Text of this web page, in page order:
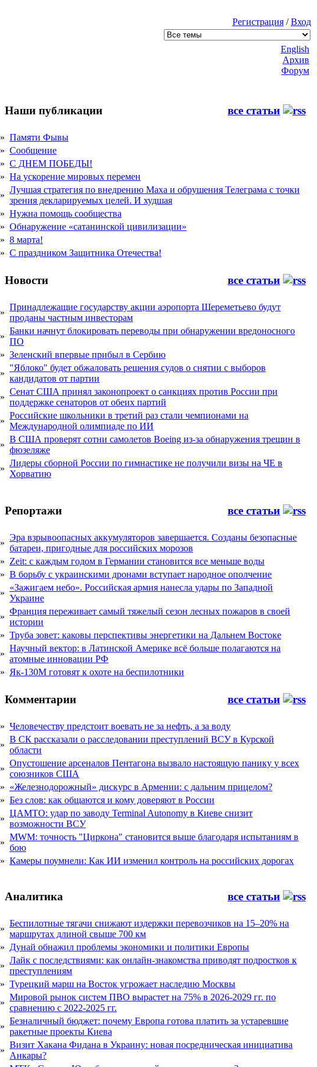
Регистрация /Вход
English
Архив
Форум
Наши публикации все статьи
» Памяти Фывы
» Сообщение
» С ДНЕМ ПОБЕДЫ!
» На ускорение мировых перемен
»
Лучшая стратегия по внедрению Маха и обрушения Телеграма с точки
зрения декларируемых целей. И худшая
» Нужна помощь сообщества
» Обнаружение «сатанинской цивилизации»
» 8 марта!
» С праздником Защитника Отечества!
Новости все статьи
»
Принадлежащие государству акции аэропорта Шереметьево будут
проданы частным инвесторам
»
Банки начнут блокировать переводы при обнаружении вредоносного
ПО
» Зеленский впервые прибыл в Сербию
»
"Яблоко" будет обжаловать решения судов о снятии с выборов
кандидатов от партии
»
Сенат США принял законопроект о санкциях против России при
поддержке сенаторов от обеих партий
»
Российские школьники в третий раз стали чемпионами на
Международной олимпиаде по ИИ
»
В США проверят сотни самолетов Boeing из-за обнаружения трещин в
фюзеляже
»
Лидеры сборной России по гимнастике не получили визы на ЧЕ в
Хорватию
Репортажи все статьи
»
Эра взрывоопасных аккумуляторов завершается. Созданы безопасные
батареи, пригодные для российских морозов
» Zeit: с каждым годом в Германии становится все меньше воды
» В борьбу с украинскими дронами вступает народное ополчение
»
«Зажигаем небо». Российская армия нанесла удары по Западной
Украине
»
Франция переживает самый тяжелый сезон лесных пожаров в своей
истории
» Труба зовет: каковы перспективы энергетики на Дальнем Востоке
»
Научный вектор: в Латинской Америке всё больше полагаются на
атомные инновации РФ
» Як-130М готовят к охоте на беспилотники
Комментарии все статьи
» Человечеству предстоит воевать не за нефть, а за воду
»
В СК рассказали о расследовании преступлений ВСУ в Курской
области
»
Опустошение арсеналов Пентагона вызвало настоящую панику у всех
союзников США
» «Железнодорожный» дискурс в Армении: с дальним прицелом?
» Без слов: как общаются и кому доверяют в России
»
ЦАМТО: удар по заводу Terminal Autonomy в Киеве снизит
возможности ВСУ
»
MWM: точность "Циркона" становится выше благодаря испытаниям в
бою
» Камеры поумнели: Как ИИ изменил контроль на российских дорогах
Аналитика все статьи
»
Беспилотные тягачи снижают издержки перевозчиков на 15–20% на
маршрутах длиной свыше 700 км
» Дунай обнажил проблемы экономики и политики Европы
»
Лайк с последствиями: как онлайн-знакомства приводят подростков к
преступлениям
» Турецкий марш на Восток угрожает наследию Москвы
»
Мировой рынок систем ПВО вырастет на 75% в 2026-2029 гг. по
сравнению с 2022-2025 гг.
»
Безналичный бюджет: почему Европа готова платить за устаревшие
ракетные проекты Киева
»
Визит Хакана Фидана в Украину: новая посредническая инициатива
Анкары?